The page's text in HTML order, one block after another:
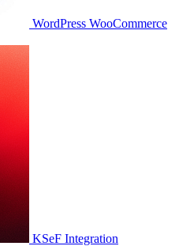
WordPress WooCommerce
KSeF Integration